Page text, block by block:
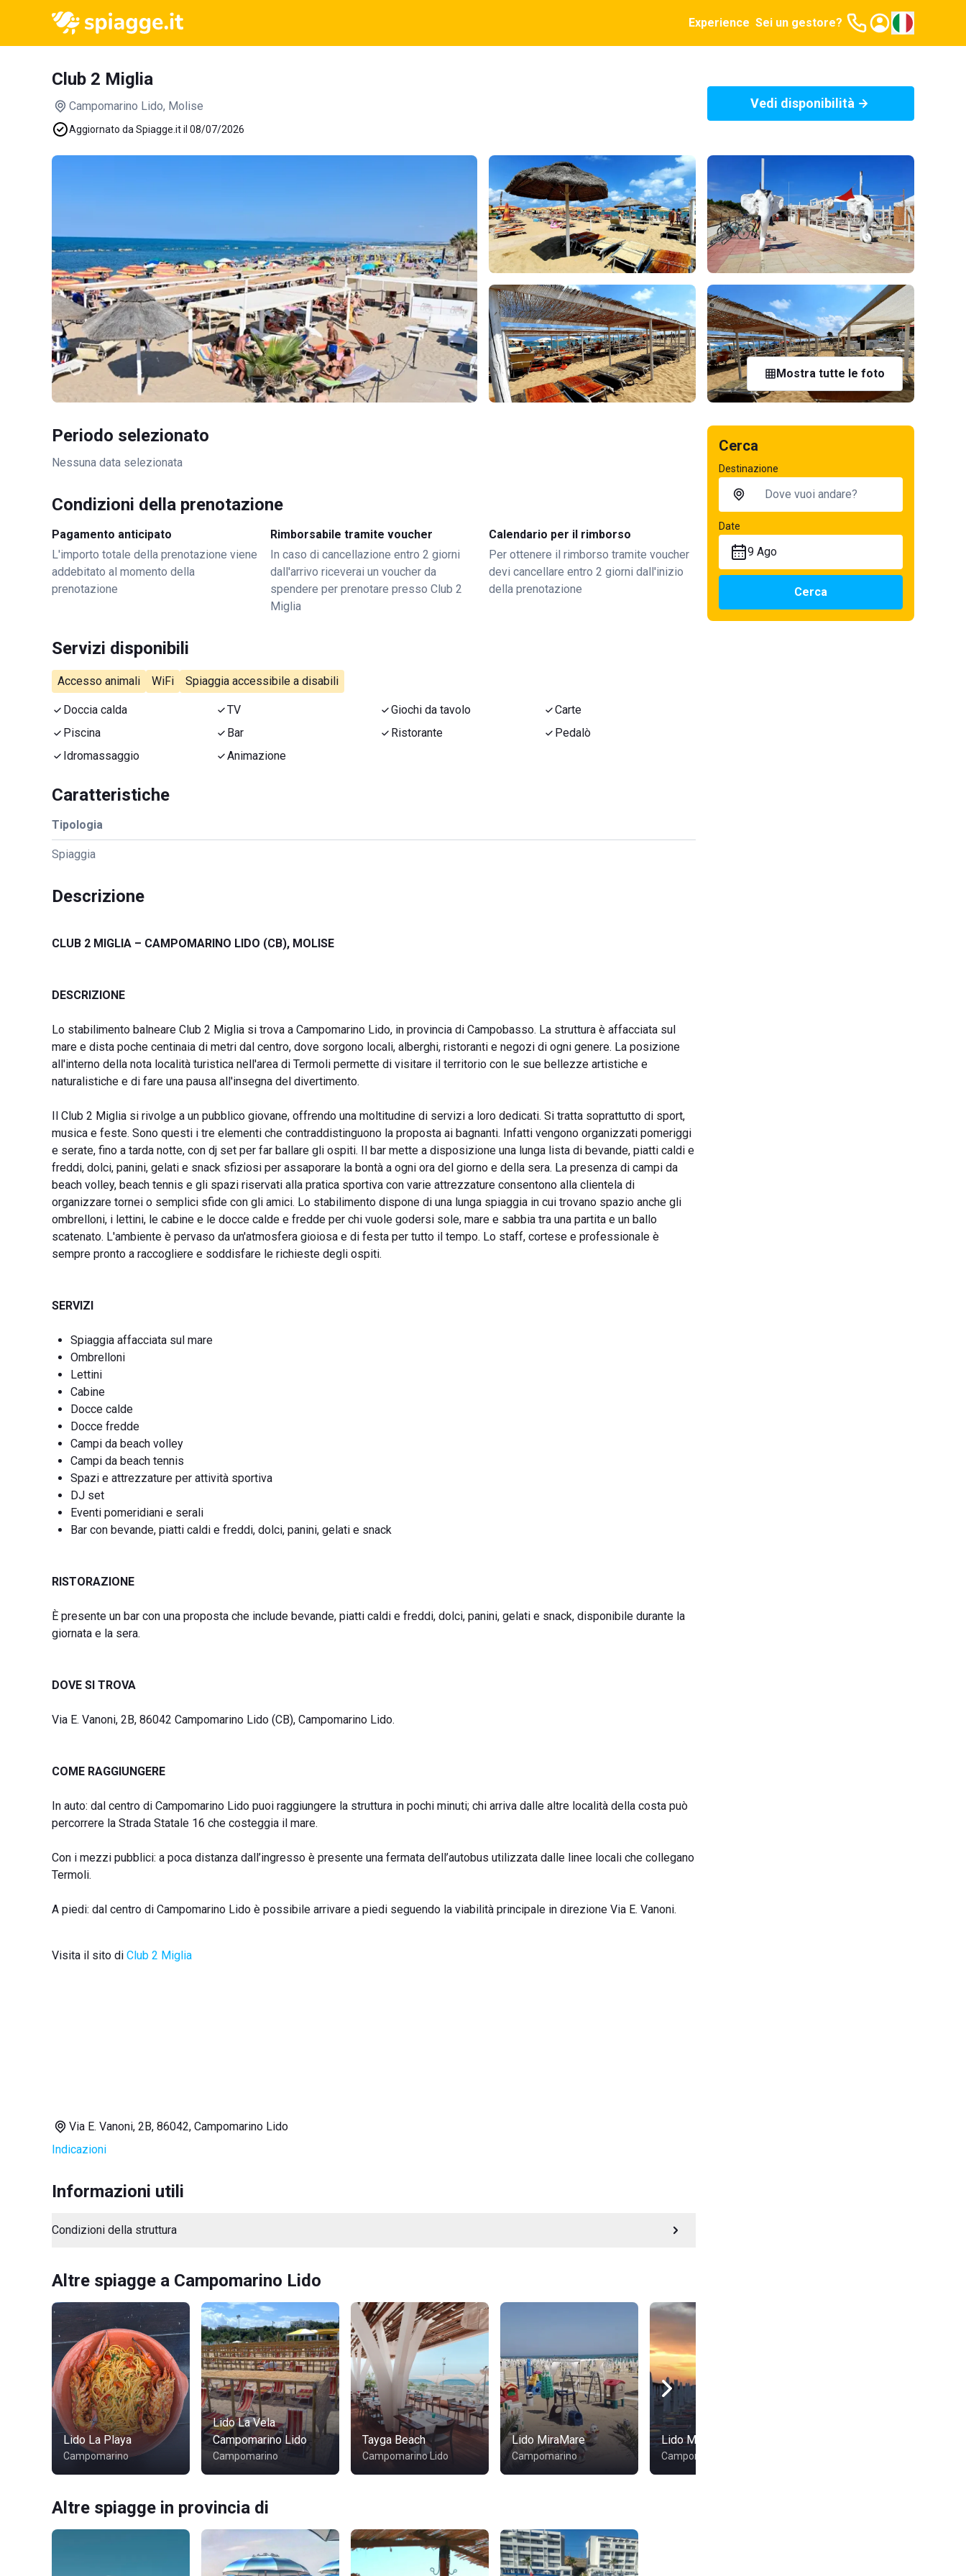
Experience Sei un gestore?
Club 2 Miglia
Campomarino Lido, Molise
Aggiornato da Spiagge.it il 08/07/2026
Vedi disponibilità
Mostra tutte le foto
Periodo selezionato
Nessuna data selezionata
Condizioni della prenotazione
Pagamento anticipato
L'importo totale della prenotazione viene
addebitato al momento della
prenotazione
Rimborsabile tramite voucher
In caso di cancellazione entro 2 giorni
dall'arrivo riceverai un voucher da
spendere per prenotare presso Club 2
Miglia
Calendario per il rimborso
Per ottenere il rimborso tramite voucher
devi cancellare entro 2 giorni dall'inizio
della prenotazione
Servizi disponibili
Accesso animali WiFi Spiaggia accessibile a disabili
Doccia calda TV Giochi da tavolo
Carte
Piscina
Bar Ristorante
Pedalò
Idromassaggio
Animazione
Caratteristiche
Tipologia
Spiaggia
Descrizione
CLUB 2 MIGLIA – CAMPOMARINO LIDO (CB), MOLISE
DESCRIZIONE
Lo stabilimento balneare Club 2 Miglia si trova a Campomarino Lido, in provincia di Campobasso. La struttura è affacciata sul
mare e dista poche centinaia di metri dal centro, dove sorgono locali, alberghi, ristoranti e negozi di ogni genere. La posizione
all'interno della nota località turistica nell'area di Termoli permette di visitare il territorio con le sue bellezze artistiche e
naturalistiche e di fare una pausa all'insegna del divertimento.
Il Club 2 Miglia si rivolge a un pubblico giovane, offrendo una moltitudine di servizi a loro dedicati. Si tratta soprattutto di sport,
musica e feste. Sono questi i tre elementi che contraddistinguono la proposta ai bagnanti. Infatti vengono organizzati pomeriggi
e serate, fino a tarda notte, con dj set per far ballare gli ospiti. Il bar mette a disposizione una lunga lista di bevande, piatti caldi e
freddi, dolci, panini, gelati e snack sfiziosi per assaporare la bontà a ogni ora del giorno e della sera. La presenza di campi da
beach volley, beach tennis e gli spazi riservati alla pratica sportiva con varie attrezzature consentono alla clientela di
organizzare tornei o semplici sfide con gli amici. Lo stabilimento dispone di una lunga spiaggia in cui trovano spazio anche gli
ombrelloni, i lettini, le cabine e le docce calde e fredde per chi vuole godersi sole, mare e sabbia tra una partita e un ballo
scatenato. L'ambiente è pervaso da un'atmosfera gioiosa e di festa per tutto il tempo. Lo staff, cortese e professionale è
sempre pronto a raccogliere e soddisfare le richieste degli ospiti.
SERVIZI
Spiaggia affacciata sul mare
Ombrelloni
Lettini
Cabine
Docce calde
Docce fredde
Campi da beach volley
Campi da beach tennis
Spazi e attrezzature per attività sportiva
DJ set
Eventi pomeridiani e serali
Bar con bevande, piatti caldi e freddi, dolci, panini, gelati e snack
RISTORAZIONE
È presente un bar con una proposta che include bevande, piatti caldi e freddi, dolci, panini, gelati e snack, disponibile durante la
giornata e la sera.
DOVE SI TROVA
Via E. Vanoni, 2B, 86042 Campomarino Lido (CB), Campomarino Lido.
COME RAGGIUNGERE
In auto: dal centro di Campomarino Lido puoi raggiungere la struttura in pochi minuti; chi arriva dalle altre località della costa può
percorrere la Strada Statale 16 che costeggia il mare.
Con i mezzi pubblici: a poca distanza dall’ingresso è presente una fermata dell’autobus utilizzata dalle linee locali che collegano
Termoli.
A piedi: dal centro di Campomarino Lido è possibile arrivare a piedi seguendo la viabilità principale in direzione Via E. Vanoni.
Visita il sito di Club 2 Miglia
Via E. Vanoni, 2B, 86042, Campomarino Lido
Indicazioni
Informazioni utili
Condizioni della struttura
Altre spiagge a Campomarino Lido
Lido La Playa
Campomarino
Lido La Vela
Campomarino Lido
Campomarino
Tayga Beach
Campomarino Lido
Lido MiraMare
Campomarino
Lido Mambo
Campomarino
Altre spiagge in provincia di
Cerca
Destinazione
Date
9 Ago
Cerca